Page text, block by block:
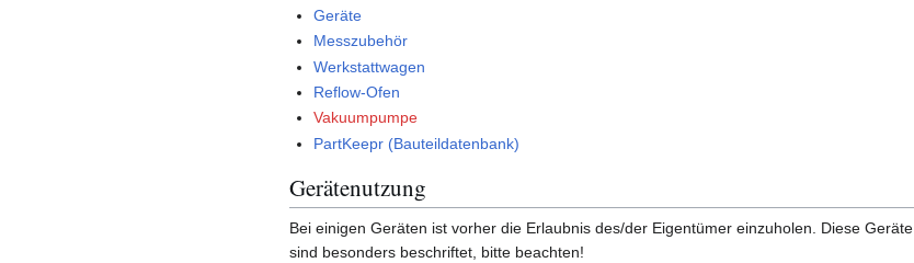
Geräte
Messzubehör
Werkstattwagen
Reflow-Ofen
Vakuumpumpe
PartKeepr (Bauteildatenbank)
Gerätenutzung
Bei einigen Geräten ist vorher die Erlaubnis des/der Eigentümer einzuholen. Diese Geräte
sind besonders beschriftet, bitte beachten!